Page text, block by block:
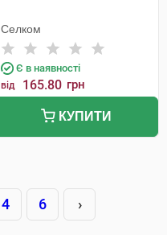
Селком
Є в наявності
від 165.80 грн
КУПИТИ
4 6 ›